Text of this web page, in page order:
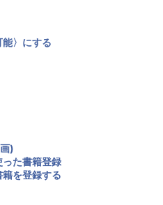
〉にする
)
た書籍登録
を登録する